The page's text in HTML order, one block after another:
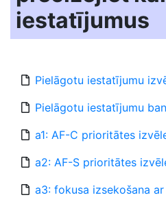
iestatījumus
Pielāgotu iestatījumu
Pielāgotu iestatījumu
a1: AF-C prioritātes
a2: AF-S prioritātes
a3: fokusa izsekošana